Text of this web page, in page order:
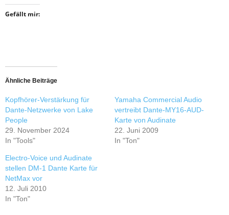
Gefällt mir:
Ähnliche Beiträge
Kopfhörer-Verstärkung für
Dante-Netzwerke von Lake
People
29. November 2024
In "Tools"
Yamaha Commercial Audio
vertreibt Dante-MY16-AUD-
Karte von Audinate
22. Juni 2009
In "Ton"
Electro-Voice und Audinate
stellen DM-1 Dante Karte für
NetMax vor
12. Juli 2010
In "Ton"